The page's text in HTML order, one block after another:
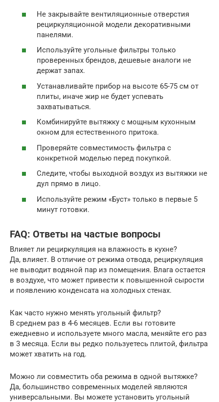
Не закрывайте вентиляционные отверстия
рециркуляционной модели декоративными
панелями.
Используйте угольные фильтры только
проверенных брендов, дешевые аналоги не
держат запах.
Устанавливайте прибор на высоте 65-75 см от
плиты, иначе жир не будет успевать
захватываться.
Комбинируйте вытяжку с мощным кухонным
окном для естественного притока.
Проверяйте совместимость фильтра с
конкретной моделью перед покупкой.
Следите, чтобы выходной воздух из вытяжки не
дул прямо в лицо.
Используйте режим «Буст» только в первые 5
минут готовки.
FAQ: Ответы на частые вопросы
Влияет ли рециркуляция на влажность в кухне?
Да, влияет. В отличие от режима отвода, рециркуляция
не выводит водяной пар из помещения. Влага остается
в воздухе, что может привести к повышенной сырости
и появлению конденсата на холодных стенах.
Как часто нужно менять угольный фильтр?
В среднем раз в 4-6 месяцев. Если вы готовите
ежедневно и используете много масла, меняйте его раз
в 3 месяца. Если вы редко пользуетесь плитой, фильтра
может хватить на год.
Можно ли совместить оба режима в одной вытяжке?
Да, большинство современных моделей являются
универсальными. Вы можете установить угольный